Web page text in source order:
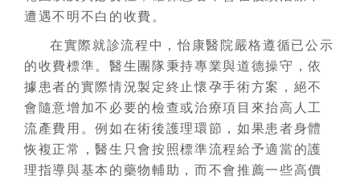
遭遇不明不白的收費。
在實際就診流程中，怡康醫院嚴格遵循已公示
的收費標準。醫生團隊秉持專業與道德操守，依
據患者的實際情況製定終止懷孕手術方案，絕不
會隨意增加不必要的檢查或治療項目來抬高人工
流產費用。例如在術後護理環節，如果患者身體
恢複正常，醫生只會按照標準流程給予適當的護
理指導與基本的藥物輔助，而不會推薦一些高價